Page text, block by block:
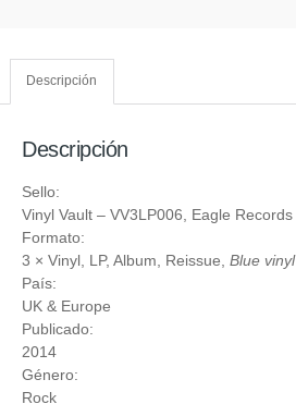
Descripción
Descripción
Sello:
Vinyl Vault ‎– VV3LP006, Eagle Records
Formato:
3 × Vinyl , LP, Album, Reissue, Blue vinyl
País:
UK & Europe
Publicado:
2014
Género:
Rock